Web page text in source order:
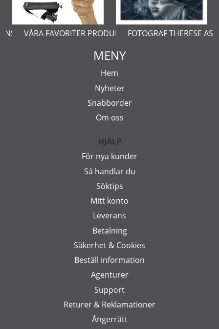
FOTOGRAF THERESE ASPLUNDLÄR DIG MER OM
MENY
Hem
Nyheter
Snabborder
Om oss
HJÄLP
För nya kunder
Så handlar du
Söktips
Mitt konto
Leverans
Betalning
Säkerhet & Cookies
Beställ information
Agenturer
Support
Returer & Reklamationer
Ångerrätt